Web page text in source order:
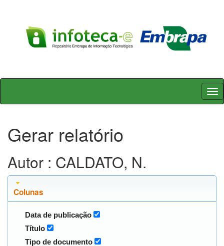
Skip
Gerar relatório
Autor : CALDATO, N.
Colunas
Data de publicação
Título
Tipo de documento